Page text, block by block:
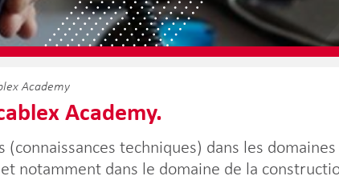
Academy
Academy.
techniques) dans les domaines
notamment dans le domaine de la